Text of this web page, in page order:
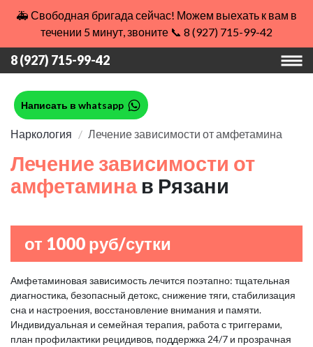
🚑 Свободная бригада сейчас! Можем выехать к вам в
течении 5 минут, звоните 📞 8 (927) 715-99-42
8 (927) 715-99-42
Написать в whatsapp
Наркология Лечение зависимости от амфетамина
Лечение зависимости от
амфетамина в Рязани
от 1000 руб/сутки
Амфетаминовая зависимость лечится поэтапно: тщательная
диагностика, безопасный детокс, снижение тяги, стабилизация
сна и настроения, восстановление внимания и памяти.
Индивидуальная и семейная терапия, работа с триггерами,
план профилактики рецидивов, поддержка 24/7 и прозрачная